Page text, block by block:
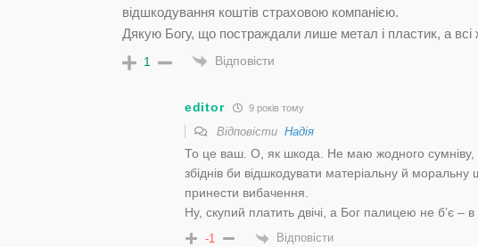
відшкодування коштів страховою компанією.
Дякую Богу, що постраждали лише метал і пластик, а всі
1 Відповісти
editor 9 років тому
Відповісти Надія
То це ваш. О, як шкода. Не маю жодного
збіднів би відшкодувати матеріальну й
принести вибачення.
Ну, скупий платить двічі, а Бог палицею не б’є –
-1 Відповісти